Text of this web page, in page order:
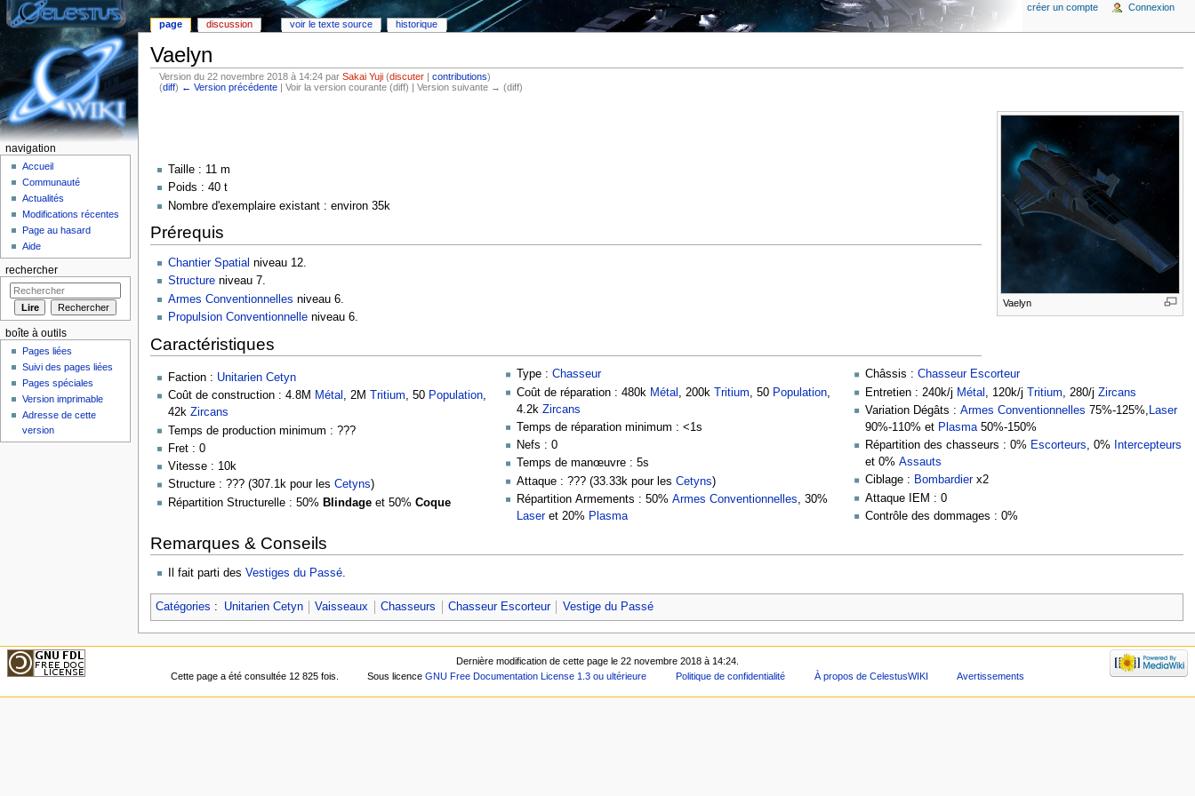
Vaelyn
Version du 22 novembre 2018 à 14:24 parSakai Yuji (discuter |contributions)
(diff) ← Version précédente | Voir la version courante (diff) | Version suivante → (diff)
Vaelyn
Taille : 11 m
Poids : 40 t
Nombre d'exemplaire existant : environ 35k
Prérequis
Chantier Spatial niveau 12.
Structureniveau 7.
Armes Conventionnelles niveau 6.
Propulsion Conventionnelleniveau 6.
Caractéristiques
Faction : Unitarien Cetyn
Coût de construction : 4.8M Métal , 2M Tritium, 50 Population,
42k Zircans
Temps de production minimum : ???
Fret : 0
Vitesse : 10k
Structure : ??? (307.1k pour les Cetyns)
Répartition Structurelle : 50% Blindageet 50% Coque
Type :Chasseur
Coût de réparation : 480k Métal , 200kTritium , 50 Population
4.2kZircans
Temps de réparation minimum : <1s
Nefs : 0
Temps de manœuvre : 5s
Attaque : ??? (33.33k pour lesCetyns)
Répartition Armements : 50%Armes Conventionnelles, 30%
Laseret 20% Plasma
Châssis :Chasseur Escorteur
Entretien : 240k/j Métal , 120k/jTritium , 280/jZircans
Variation Dégâts :Armes Conventionnelles 75%-125%, Laser
90%-110% et Plasma50%-150%
Répartition des chasseurs : 0% Escorteurs, 0%
Intercepteurs
et 0%Assauts
Ciblage : Bombardierx2
Attaque IEM : 0
Contrôle des dommages : 0%
Remarques & Conseils
Il fait parti des Vestiges du Passé.
Catégories : Unitarien Cetyn Vaisseaux Chasseurs Chasseur Escorteur Vestige du Passé
page discussion voir le texte source historique
créer un compte Connexion
navigation
Accueil
Communauté
Actualités
Modifications récentes
Page au hasard
Aide
rechercher
boîte à outils
Pages liées
Suivi des pages liées
Pages spéciales
Version imprimable
Adresse de cette
version
Dernière modification de cette page le 22 novembre 2018 à 14:24.
Cette page a été consultée 12 825 fois.
Sous licenceGNU Free Documentation License 1.3 ou ultérieure Politique de confidentialité À propos de CelestusWIKI Avertissements